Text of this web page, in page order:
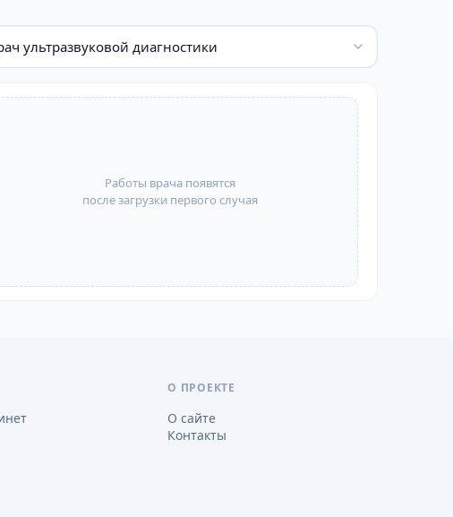
ультразвуковой диагностики
Работы врача появятся
после загрузки первого случая
О ПРОЕКТЕ
О сайте
Контакты